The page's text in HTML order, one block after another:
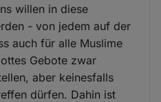
willen in diese
- von jedem auf der
auch für alle Muslime
Gebote zwar
aber keinesfalls
dürfen. Dahin ist